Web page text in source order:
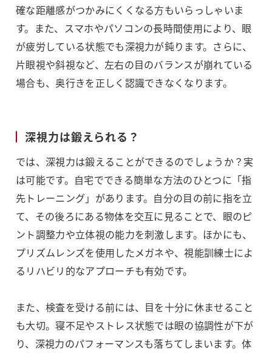
確な距離感がつかみにくくなる方もいらっしゃいま
す。また、スマホやパソコンの長時間使用により、眼
が疲労している状態でも深視力が鈍ります。さらに、
片眼視や斜視など、左右の目のバランスが崩れている
場合も、奥行きを正しく認識できなくなります。
深視力は鍛えられる？
では、深視力は鍛えることができるのでしょうか？実
は可能です。自宅でできる簡単な方法のひとつに「指
先トレーニング」があります。自分の目の前に指を立
て、その後ろにある物体を交互に見ることで、眼のピ
ント調整力や立体視の能力を刺激します。ほかにも、
プリズムレンズを使用したメガネや、視能訓練士によ
るリハビリ的なアプローチも有効です。
また、検査を受ける前には、目を十分に休ませること
も大切。寝不足やストレス状態では眼の協調性が下が
り、深視力のパフォーマンスも落ちてしまいます。体